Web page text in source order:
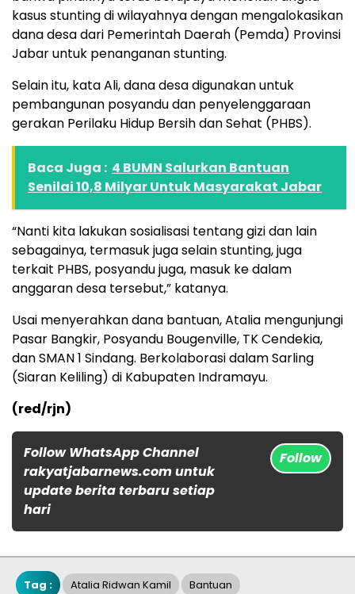
kasus stunting di wilayahnya dengan mengalokasikan
dana desa dari Pemerintah Daerah (Pemda) Provinsi
Jabar untuk penanganan stunting.
Selain itu, kata Ali, dana desa digunakan untuk
pembangunan posyandu dan penyelenggaraan
gerakan Perilaku Hidup Bersih dan Sehat (PHBS).
Baca Juga : 4 BUMN Salurkan Bantuan
Senilai 10,8 Milyar Untuk Masyarakat Jabar
“Nanti kita lakukan sosialisasi tentang gizi dan lain
sebagainya, termasuk juga selain stunting, juga
terkait PHBS, posyandu juga, masuk ke dalam
anggaran desa tersebut,” katanya.
Usai menyerahkan dana bantuan, Atalia mengunjungi
Pasar Bangkir, Posyandu Bougenville, TK Cendekia,
dan SMAN 1 Sindang. Berkolaborasi dalam Sarling
(Siaran Keliling) di Kabupaten Indramayu.
(red/rjn)
Follow WhatsApp Channel
rakyatjabarnews.com untuk
update berita terbaru setiap
hari
Follow
Tag : Atalia Ridwan Kamil Bantuan